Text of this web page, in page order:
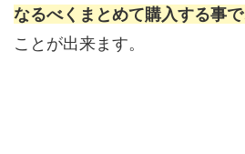
なるべくまとめて購入する事
ことが出来ます。